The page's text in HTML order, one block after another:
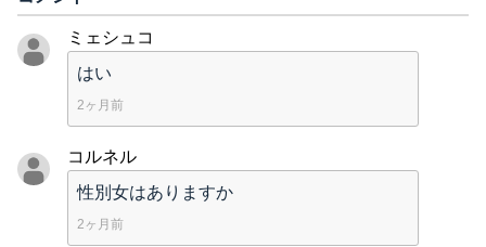
ミェシュコ
はい
2ヶ月前
コルネル
性別女はありますか
2ヶ月前